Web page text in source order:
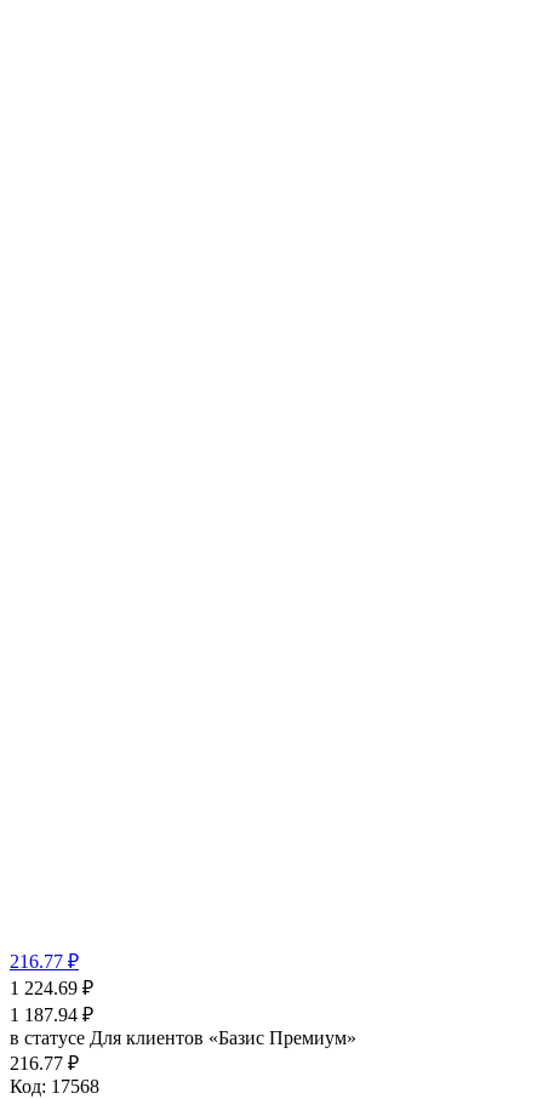
216.77 ₽
1 224.69 ₽
1 187.94 ₽
в статусе Для клиентов «Базис Премиум»
216.77 ₽
Код: 17568